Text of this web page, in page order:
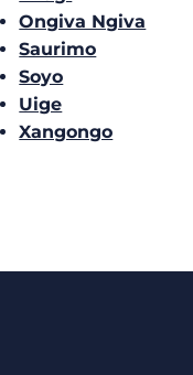
Ongiva Ngiva
Saurimo
Soyo
Uige
Xangongo